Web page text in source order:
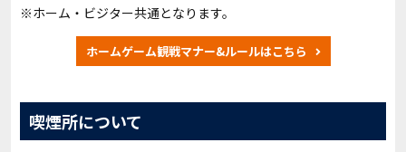
※ホーム・ビジター共通となります。
ホームゲーム観戦マナー&ルールはこちら
喫煙所について